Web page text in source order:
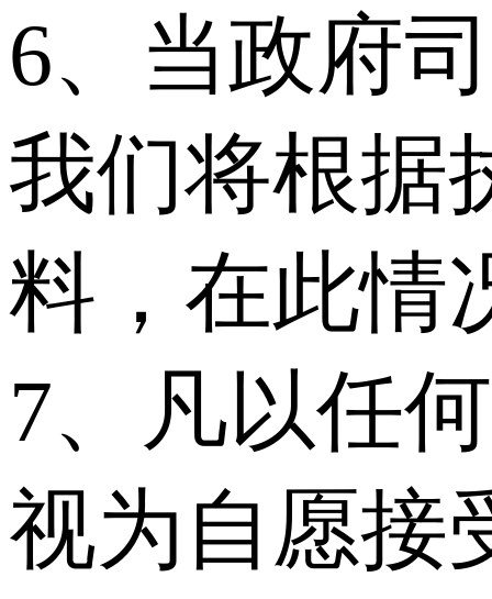
6、当政府
我们将根据
料，在此情
7、凡以任
视为自愿接